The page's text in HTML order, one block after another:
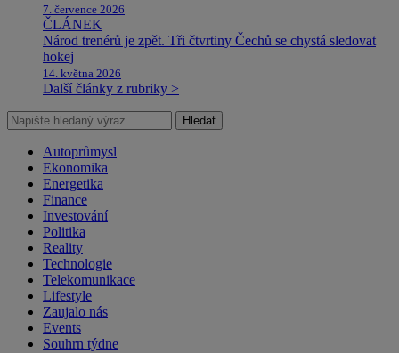
7. července 2026
ČLÁNEK
Národ trenérů je zpět. Tři čtvrtiny Čechů se chystá sledovat
hokej
14. května 2026
Další články z rubriky >
Hledat
Autoprůmysl
Ekonomika
Energetika
Finance
Investování
Politika
Reality
Technologie
Telekomunikace
Lifestyle
Zaujalo nás
Events
Souhrn týdne